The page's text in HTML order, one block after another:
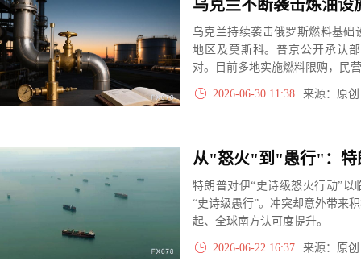
乌克兰持续袭击俄罗斯燃料基础
地区及莫斯科。普京公开承认
对。目前多地实施燃料限购，民
至后方的危机，正深刻冲击俄罗
2026-06-30 11:38 来源：原
特朗普对伊“史诗级怒火行动”
“史诗级愚行”。冲突却意外带来
起、全球南方认可度提升。
2026-06-22 16:37 来源：原